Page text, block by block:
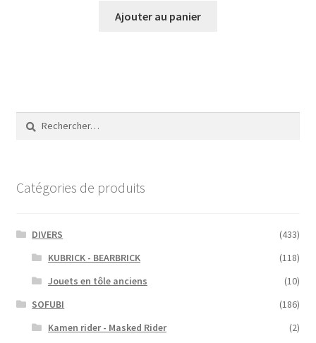
Ajouter au panier
Rechercher :
Catégories de produits
DIVERS
(433)
KUBRICK - BEARBRICK
(118)
Jouets en tôle anciens
(10)
SOFUBI
(186)
Kamen rider - Masked Rider
(2)